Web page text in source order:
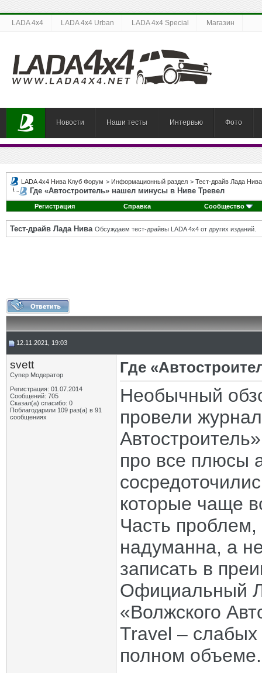
LADA 4x4 LADA 4x4 Urban LADA 4x4 Special Магазин
Новости Наши тесты Интервью Фото
LADA 4x4 Нива Клуб Форум > Информационный раздел > Тест-драйв Лада Нива
Где «Автостроитель» нашел минусы в Ниве Тревел
Регистрация Справка Сообщество
Тест-драйв Лада Нива Обсуждаем тест-драйвы LADA 4x4 от других изданий.
12.11.2021, 19:03
svett
Супер Модератор
Регистрация: 01.07.2014
Сообщений: 705
Сказал(а) спасибо: 0
Поблагодарили 109 раз(а) в 91
сообщениях
Где
Необычный
провели
про все плюсы
которые чаще
Часть
надуманна, а
записать в
Официальный
«Волжского
Travel – слабых
полном объеме.